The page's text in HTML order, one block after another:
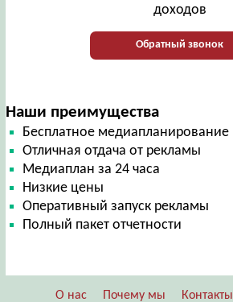
доходов
Обратный звонок
Наши преимущества
Бесплатное медиапланирование
Отличная отдача от рекламы
Медиаплан за 24 часа
Низкие цены
Оперативный запуск рекламы
Полный пакет отчетности
О нас Почему мы Контакты